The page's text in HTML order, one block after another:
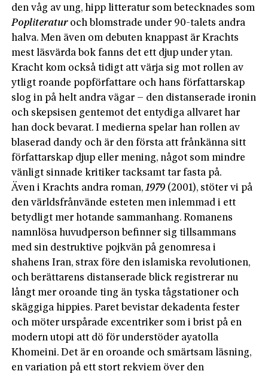
den våg av ung, hipp litteratur som betecknades som
Popliteraturoch blomstrade under 90-talets andra
halva. Men även om debuten knappast är Krachts
mest läsvärda bok fanns det ett djup under ytan.
Kracht kom också tidigt att värja sig mot rollen av
ytligt roande popförfattare och hans författarskap
slog in på helt andra vägar – den distanserade ironin
och skepsisen gentemot det entydiga allvaret har
han dock bevarat. I medierna spelar han rollen av
blaserad dandy och är den första att frånkänna sitt
författarskap djup eller mening, något som mindre
vänligt sinnade kritiker tacksamt tar fasta på.
Även i Krachts andra roman,1979 (2001), stöter vi på
den världsfrånvände esteten men inlemmad i ett
betydligt mer hotande sammanhang. Romanens
namnlösa huvudperson befinner sig tillsammans
med sin destruktive pojkvän på genomresa i
shahens Iran, strax före den islamiska revolutionen,
och berättarens distanserade blick registrerar nu
långt mer oroande ting än tyska tågstationer och
skäggiga hippies. Paret bevistar dekadenta fester
och möter urspårade excentriker som i brist på en
modern utopi att dö för understöder ayatolla
Khomeini. Det är en oroande och smärtsam läsning,
en variation på ett stort rekviem över den